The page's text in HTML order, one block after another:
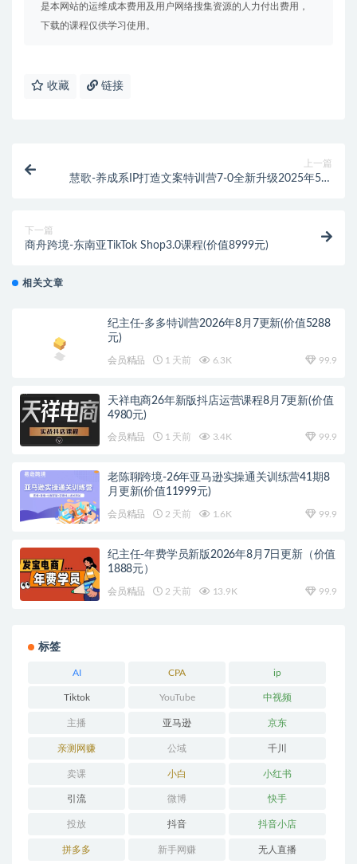
是本网站的运维成本费用及用户网络搜集资源的人力付出费用，
下载的课程仅供学习使用。
收藏 链接
上一篇
慧歌-养成系IP打造文案特训营7-0全新升级2025年5月
下一篇
商舟跨境-东南亚TikTok Shop3.0课程(价值8999元)
相关文章
纪主任-多多特训营2026年8月7更新(价值5288
元)
会员精品 1 天前 6.3K 99.9
天祥电商26年新版抖店运营课程8月7更新(价值
4980元)
会员精品 1 天前 3.4K 99.9
老陈聊跨境-26年亚马逊实操通关训练营41期8
月更新(价值11999元)
会员精品 2 天前 1.6K 99.9
纪主任-年费学员新版2026年8月7日更新（价值
1888元）
会员精品 2 天前 13.9K 99.9
标签
AI CPA ip
Tiktok YouTube 中视频
主播 亚马逊 京东
亲测网赚 公域 千川
卖课 小白 小红书
引流 微博 快手
投放 抖音 抖音小店
拼多多 新手网赚 无人直播